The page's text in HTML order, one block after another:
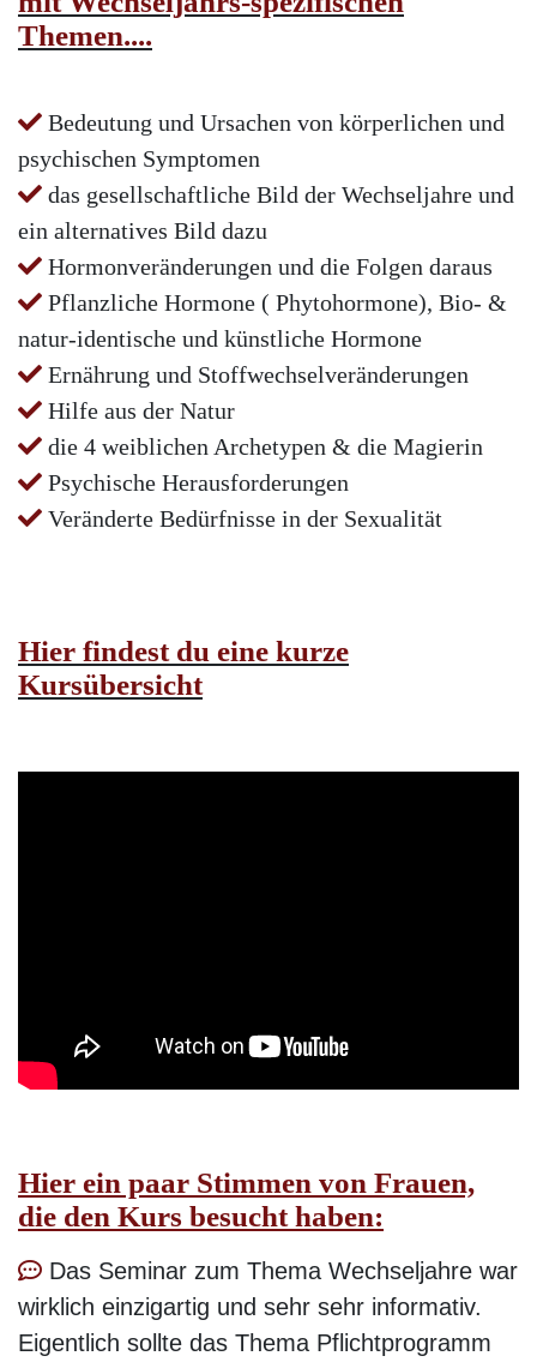
Themen....
Bedeutung und Ursachen von körperlichen und
psychischen Symptomen
das gesellschaftliche Bild der Wechseljahre und
ein alternatives Bild dazu
Hormonveränderungen und die Folgen daraus
Pflanzliche Hormone ( Phytohormone), Bio- &
natur-identische und künstliche Hormone
Ernährung und Stoffwechselveränderungen
Hilfe aus der Natur
die 4 weiblichen Archetypen & die Magierin
Psychische Herausforderungen
Veränderte Bedürfnisse in der Sexualität
Hier findest du eine kurze
Kursübersicht
Hier ein paar Stimmen von Frauen,
die den Kurs besucht haben:
Das Seminar zum Thema Wechseljahre war
wirklich einzigartig und sehr sehr informativ.
Eigentlich sollte das Thema Pflichtprogramm